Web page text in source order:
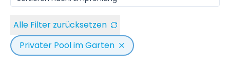
Alle Filter zurücksetzen
Privater Pool im Garten